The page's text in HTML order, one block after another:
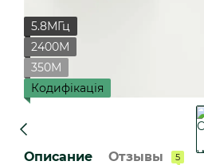
5.8МГц
2400М
350М
Кодифiкація
Описание Отзывы 5